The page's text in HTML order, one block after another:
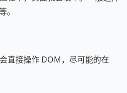
。
直接操作 DOM，尽可能的在